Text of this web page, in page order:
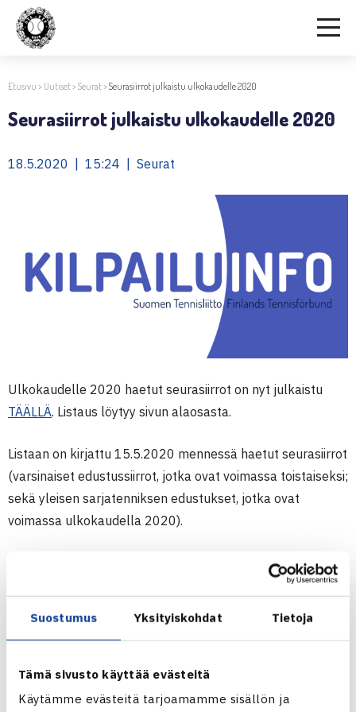
Suostumus Yksityiskohdat Tietoja
Tämä sivusto käyttää evästeitä
Käytämme evästeitä tarjoamamme sisällön ja
Etusivu > Uutiset>Seurat>Seurasiirrot julkaistu ulkokaudelle 2020
Seurasiirrot julkaistu ulkokaudelle 2020
18.5.2020 | 15:24 | Seurat
Ulkokaudelle 2020 haetut seurasiirrot on nyt julkaistu
TÄÄLLÄ. Listaus löytyy sivun alaosasta.
Listaan on kirjattu 15.5.2020 mennessä haetut seurasiirrot
(varsinaiset edustussiirrot, jotka ovat voimassa toistaiseksi;
sekä yleisen sarjatenniksen edustukset, jotka ovat
voimassa ulkokaudella 2020).
Varsinaiset seurat voivat ilmoittaa viimeistään 28.5.2020
mikäli haettua siirtoa ei voida hyväksyä. Kielto tulee
maksuvelvoitteita seuraan tai muita velvoitteita. Kiellot
esteitä ei ole, ei mitään ilmoitusta tarvitse tehdä.
Tennisliitto julkaisee viimeistään 31.5.2020 uudet tiedot